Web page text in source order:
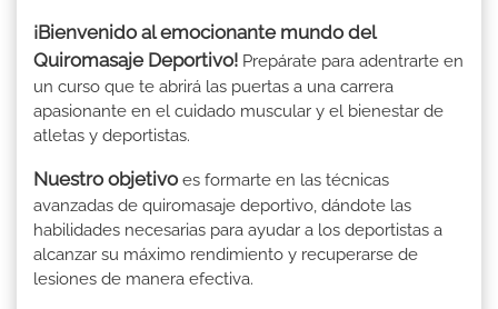
¡Bienvenido al emocionante mundo del
Quiromasaje Deportivo! Prepárate para adentrarte en
un curso que te abrirá las puertas a una carrera
apasionante en el cuidado muscular y el bienestar de
atletas y deportistas.
Nuestro objetivo es formarte en las técnicas
avanzadas de quiromasaje deportivo, dándote las
habilidades necesarias para ayudar a los deportistas a
alcanzar su máximo rendimiento y recuperarse de
lesiones de manera efectiva.